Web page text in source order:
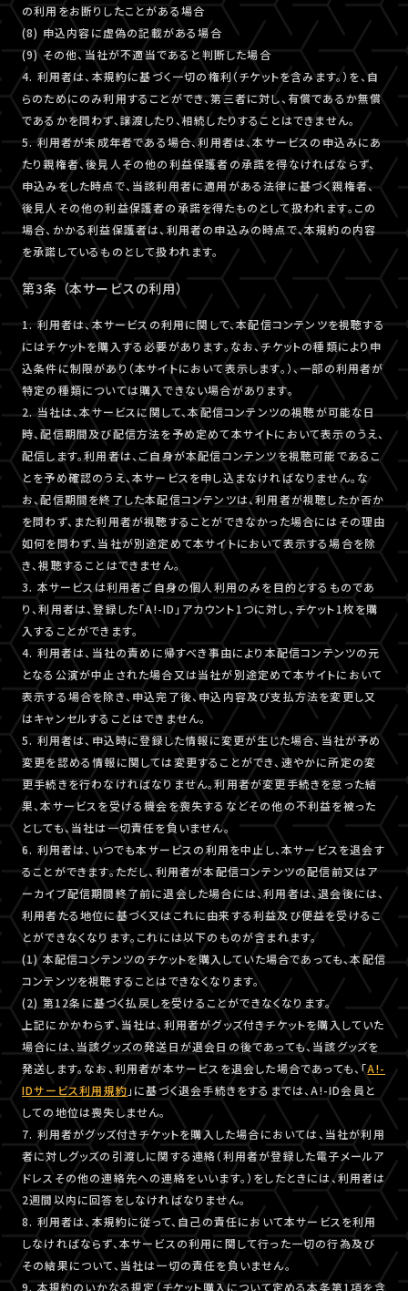
の利用をお断りしたことがある場合
(8) 申込内容に虚偽の記載がある場合
(9) その他、当社が不適当であると判断した場合
4. 利用者は、本規約に基づく一切の権利（チケットを含みます。）を、自
らのためにのみ利用することができ、第三者に対し、有償であるか無償
であるかを問わず、譲渡したり、相続したりすることはできません。
5. 利用者が未成年者である場合、利用者は、本サービスの申込みにあ
たり親権者、後見人その他の利益保護者の承諾を得なければならず、
申込みをした時点で、当該利用者に適用がある法律に基づく親権者、
後見人その他の利益保護者の承諾を得たものとして扱われます。この
場合、かかる利益保護者は、利用者の申込みの時点で、本規約の内容
を承諾しているものとして扱われます。
第3条 （本サービスの利用）
1. 利用者は、本サービスの利用に関して、本配信コンテンツを視聴する
にはチケットを購入する必要があります。なお、チケットの種類により申
込条件に制限があり（本サイトにおいて表示します。）、一部の利用者が
特定の種類については購入できない場合があります。
2. 当社は、本サービスに関して、本配信コンテンツの視聴が可能な日
時、配信期間及び配信方法を予め定めて本サイトにおいて表示のうえ、
配信します。利用者は、ご自身が本配信コンテンツを視聴可能であるこ
とを予め確認のうえ、本サービスを申し込まなければなりません。な
お、配信期間を終了した本配信コンテンツは、利用者が視聴したか否か
を問わず、また利用者が視聴することができなかった場合にはその理由
如何を問わず、当社が別途定めて本サイトにおいて表示する場合を除
き、視聴することはできません。
3. 本サービスは利用者ご自身の個人利用のみを目的とするものであ
り、利用者は、登録した「A!-ID」アカウント1つに対し、チケット1枚を購
入することができます。
4. 利用者は、当社の責めに帰すべき事由により本配信コンテンツの元
となる公演が中止された場合又は当社が別途定めて本サイトにおいて
表示する場合を除き、申込完了後、申込内容及び支払方法を変更し又
はキャンセルすることはできません。
5. 利用者は、申込時に登録した情報に変更が生じた場合、当社が予め
変更を認める情報に関しては変更することができ、速やかに所定の変
更手続きを行わなければなりません。利用者が変更手続きを怠った結
果、本サービスを受ける機会を喪失するなどその他の不利益を被った
としても、当社は一切責任を負いません。
6. 利用者は、いつでも本サービスの利用を中止し、本サービスを退会す
ることができます。ただし、利用者が本配信コンテンツの配信前又はア
ーカイブ配信期間終了前に退会した場合には、利用者は、退会後には、
利用者たる地位に基づく又はこれに由来する利益及び便益を受けるこ
とができなくなります。これには以下のものが含まれます。
(1) 本配信コンテンツのチケットを購入していた場合であっても、本配信
コンテンツを視聴することはできなくなります。
(2) 第12条に基づく払戻しを受けることができなくなります。
上記にかかわらず、当社は、利用者がグッズ付きチケットを購入していた
場合には、当該グッズの発送日が退会日の後であっても、当該グッズを
発送します。なお、利用者が本サービスを退会した場合であっても、「A!-
IDサービス利用規約 」に基づく退会手続きをするまでは、A!-ID会員と
しての地位は喪失しません。
7. 利用者がグッズ付きチケットを購入した場合においては、当社が利用
者に対しグッズの引渡しに関する連絡（利用者が登録した電子メールア
ドレスその他の連絡先への連絡をいいます。）をしたときには、利用者は
2週間以内に回答をしなければなりません。
8. 利用者は、本規約に従って、自己の責任において本サービスを利用
しなければならず、本サービスの利用に関して行った一切の行為及び
その結果について、当社は一切の責任を負いません。
9. 本規約のいかなる規定（チケット購入について定める本条第1項を含